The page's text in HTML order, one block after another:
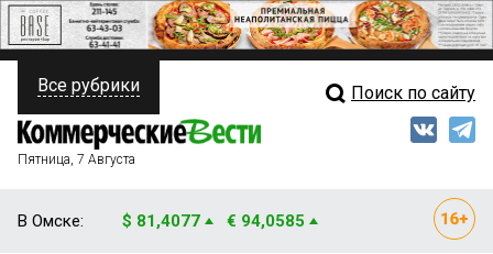
ПОЛИТИКА
ФИНАНСЫ
Свежий выпуск
Все рубрики Поиск по сайту
Пятница, 7 Августа
В Омске: $ 81,4077 € 94,0585